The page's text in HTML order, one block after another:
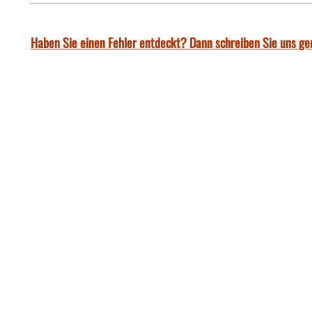
Haben Sie einen Fehler entdeckt? Dann schreiben Sie uns